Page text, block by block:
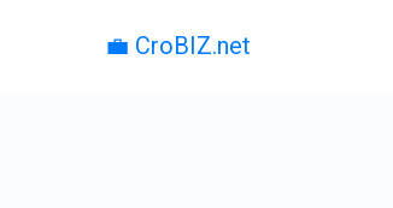
💼 CroBIZ.net